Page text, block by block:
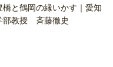
と鶴岡の縁いかす｜愛知
部教授 斉藤徹史